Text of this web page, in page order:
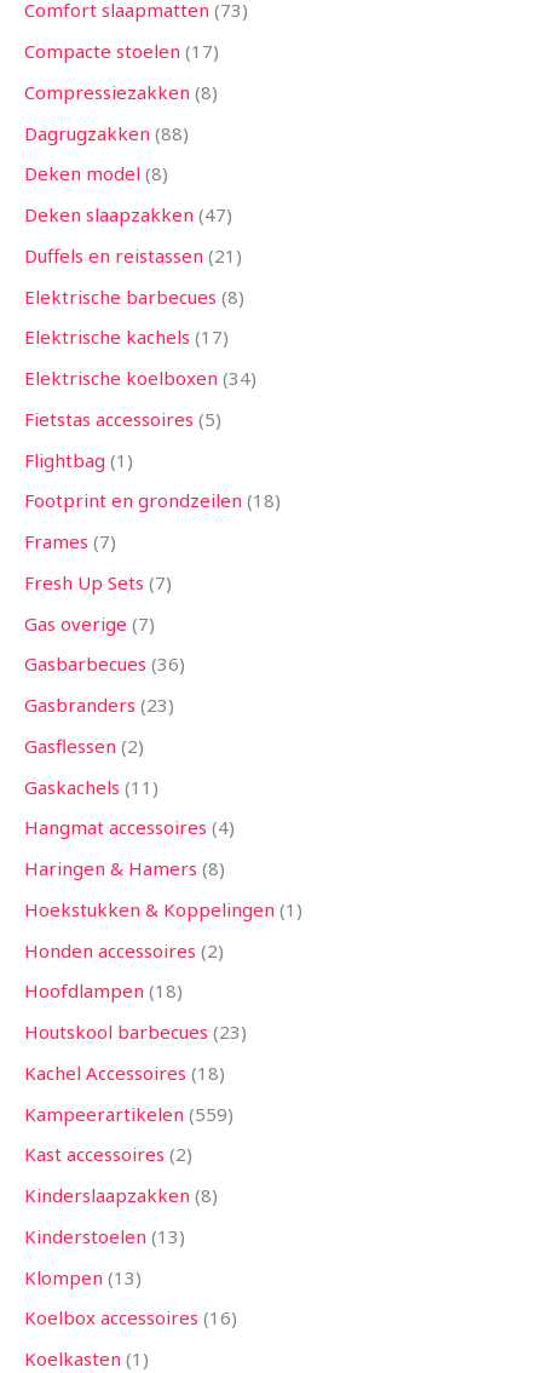
Comfort slaapmatten 73
Compacte stoelen 17
Compressiezakken 8
Dagrugzakken 88
Deken model 8
Deken slaapzakken 47
Duffels en reistassen 21
Elektrische barbecues 8
Elektrische kachels 17
Elektrische koelboxen 34
Fietstas accessoires 5
Flightbag 1
Footprint en grondzeilen 18
Frames 7
Fresh Up Sets 7
Gas overige 7
Gasbarbecues 36
Gasbranders 23
Gasflessen 2
Gaskachels 11
Hangmat accessoires 4
Haringen & Hamers 8
Hoekstukken & Koppelingen 1
Honden accessoires 2
Hoofdlampen 18
Houtskool barbecues 23
Kachel Accessoires 18
Kampeerartikelen 559
Kast accessoires 2
Kinderslaapzakken 8
Kinderstoelen 13
Klompen 13
Koelbox accessoires 16
Koelkasten 1